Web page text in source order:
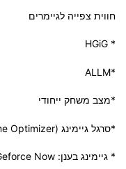
חווית צפייה לגיימרים
* HGiG
*ALLM
*מצב משחק ייחודי
*סרגל גיימינג (Game Optimizer)
* גיימינג בענן: Google Stadia/ NVIDIA Geforce Now